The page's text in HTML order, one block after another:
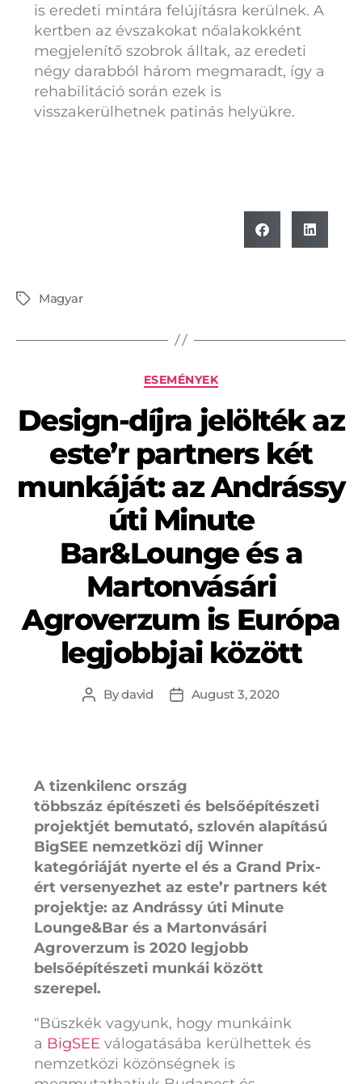
is eredeti mintára felújításra kerülnek. A
kertben az évszakokat nőalakokként
megjelenítő szobrok álltak, az eredeti
négy darabból három megmaradt, így a
rehabilitáció során ezek is
visszakerülhetnek patinás helyükre.
Magyar
ESEMÉNYEK
Design-díjra jelölték az
este’r partners két
munkáját: az Andrássy
úti Minute
Bar&Lounge és a
Martonvásári
Agroverzum is Európa
legjobbjai között
Bydavid August 3, 2020
A tizenkilenc ország
többszáz építészeti és belsőépítészeti
projektjét bemutató, szlovén alapítású
BigSEE nemzetközi díj Winner
kategóriáját nyerte el és a Grand Prix-
ért versenyezhet az este’r partners két
projektje: az Andrássy úti Minute
Lounge&Bar és a Martonvásári
Agroverzum is 2020 legjobb
belsőépítészeti munkái között
szerepel.
“Büszkék vagyunk, hogy munkáink
a BigSEE válogatásába kerülhettek és
nemzetközi közönségnek is